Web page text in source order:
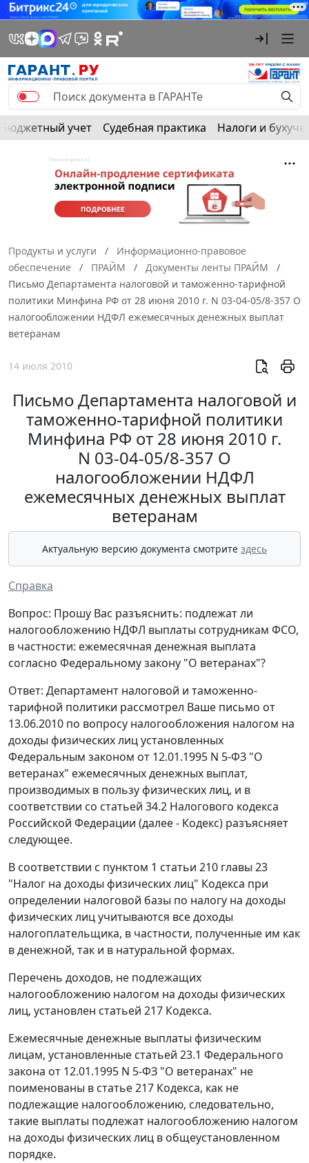
Бюджетный учет Судебная практика Налоги и
Продукты и услуги
Информационно-правовое
обеспечение
ПРАЙМ
Документы ленты ПРАЙМ
Письмо Департамента налоговой и таможенно-тарифной
политики Минфина РФ от 28 июня 2010 г. N 03-04-05/8-357 О
налогообложении НДФЛ ежемесячных денежных выплат
ветеранам
14 июля 2010
Письмо Департамента налоговой и
таможенно-тарифной политики
Минфина РФ от 28 июня 2010 г.
N 03-04-05/8-357 О
налогообложении НДФЛ
ежемесячных денежных выплат
ветеранам
Актуальную версию документа смотрите здесь
Справка
Вопрос: Прошу Вас разъяснить: подлежат ли
налогообложению НДФЛ выплаты сотрудникам ФСО,
в частности: ежемесячная денежная выплата
согласно Федеральному закону "О ветеранах"?
Ответ: Департамент налоговой и таможенно-
тарифной политики рассмотрел Ваше письмо от
13.06.2010 по вопросу налогообложения налогом на
доходы физических лиц установленных
Федеральным законом от 12.01.1995 N 5-ФЗ "О
ветеранах" ежемесячных денежных выплат,
производимых в пользу физических лиц, и в
соответствии со статьей 34.2 Налогового кодекса
Российской Федерации (далее - Кодекс) разъясняет
следующее.
В соответствии с пунктом 1 статьи 210 главы 23
"Налог на доходы физических лиц" Кодекса при
определении налоговой базы по налогу на доходы
физических лиц учитываются все доходы
налогоплательщика, в частности, полученные им как
в денежной, так и в натуральной формах.
Перечень доходов, не подлежащих
налогообложению налогом на доходы физических
лиц, установлен статьей 217 Кодекса.
Ежемесячные денежные выплаты физическим
лицам, установленные статьей 23.1 Федерального
закона от 12.01.1995 N 5-ФЗ "О ветеранах" не
поименованы в статье 217 Кодекса, как не
подлежащие налогообложению, следовательно,
такие выплаты подлежат налогообложению налогом
на доходы физических лиц в общеустановленном
порядке.